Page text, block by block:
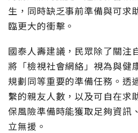
生，同時缺乏事前準備與可求
臨更大的衝擊。
國泰人壽建議，民眾除了關注
將「檢視社會網絡」視為與健
規劃同等重要的準備任務。透
繫的親友人數，以及可自在求
保風險準備時能獲取足夠資訊
立無援。